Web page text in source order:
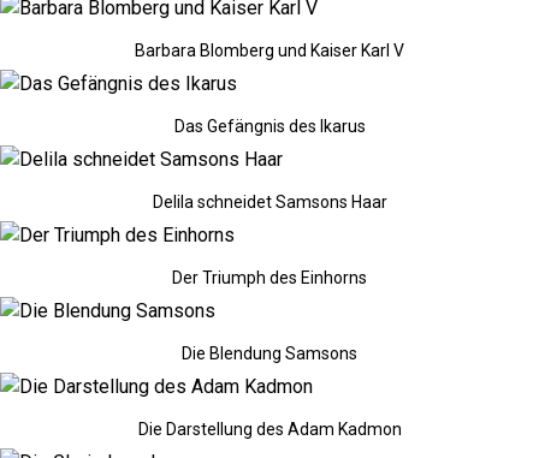
Barbara Blomberg und Kaiser Karl V
Das Gefängnis des Ikarus
Delila schneidet Samsons Haar
Der Triumph des Einhorns
Die Blendung Samsons
Die Darstellung des Adam Kadmon